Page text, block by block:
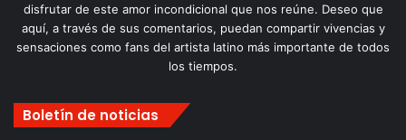
disfrutar de este amor incondicional que nos reúne. Deseo que
aquí, a través de sus comentarios, puedan compartir vivencias y
sensaciones como fans del artista latino más importante de todos
los tiempos.
Boletín de noticias